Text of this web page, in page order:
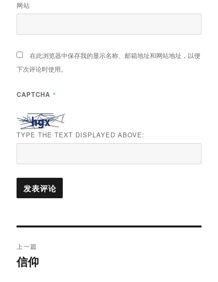
网站
在此浏览器中保存我的显示名称、邮箱地址和网站地址，以便
下次评论时使用。
CAPTCHA *
TYPE THE TEXT DISPLAYED ABOVE:
章
上一篇
上
信仰